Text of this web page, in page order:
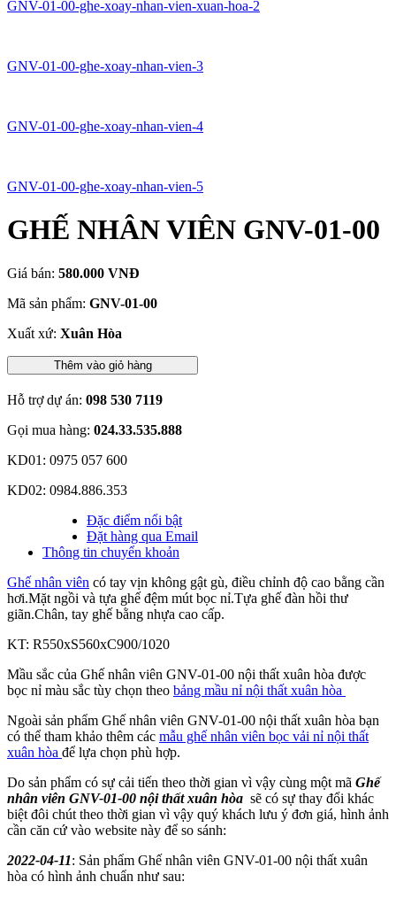
GNV-01-00-ghe-xoay-nhan-vien-xuan-hoa-2
GNV-01-00-ghe-xoay-nhan-vien-3
GNV-01-00-ghe-xoay-nhan-vien-4
GNV-01-00-ghe-xoay-nhan-vien-5
GHẾ NHÂN VIÊN GNV-01-00
Giá bán: 580.000 VNĐ
Mã sản phẩm: GNV-01-00
Xuất xứ: Xuân Hòa
Thêm vào giỏ hàng
Hỗ trợ dự án: 098 530 7119
Gọi mua hàng: 024.33.535.888
KD01: 0975 057 600
KD02: 0984.886.353
Đặc điểm nổi bật
Đặt hàng qua Email
Thông tin chuyển khoản
Ghế nhân viên có tay vịn không gật gù, điều chỉnh độ cao bằng cần
hơi.Mặt ngồi và tựa ghế đệm mút bọc nỉ.Tựa ghế đàn hồi thư
giãn.Chân, tay ghế bằng nhựa cao cấp.
KT: R550xS560xC900/1020
Mầu sắc của Ghế nhân viên GNV-01-00 nội thất xuân hòa được
bọc nỉ màu sắc tùy chọn theo bảng mầu nỉ nội thất xuân hòa
Ngoài sản phẩm Ghế nhân viên GNV-01-00 nội thất xuân hòa bạn
có thể tham khảo thêm các mẫu ghế nhân viên bọc vải nỉ nội thất
xuân hòa để lựa chọn phù hợp.
Do sản phẩm có sự cải tiến theo thời gian vì vậy cùng một mã Ghế
nhân viên GNV-01-00 nội thất xuân hòa sẽ có sự thay đổi khác
biệt đôi chút theo thời gian vì vậy quý khách lưu ý đơn giá, hình ảnh
cần căn cứ vào website này để so sánh:
2022-04-11: Sản phẩm Ghế nhân viên GNV-01-00 nội thất xuân
hòa có hình ảnh chuẩn như sau: